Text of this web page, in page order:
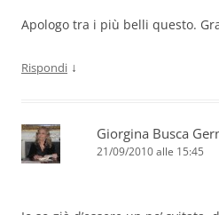
Apologo tra i più belli questo.
Rispondi ↓
Giorgina Busca
21/09/2010 alle 15:45